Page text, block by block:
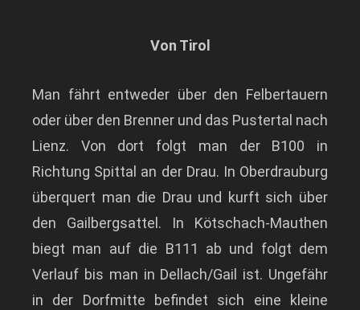
Von Tirol
Man fährt entweder über den Felbertauern
oder über den Brenner und das Pustertal nach
Lienz. Von dort folgt man der B100 in
Richtung Spittal an der Drau. In Oberdrauburg
überquert man die Drau und kurft sich über
den Gailbergsattel. In Kötschach-Mauthen
biegt man auf die B111 ab und folgt dem
Verlauf bis man in Dellach/Gail ist. Ungefähr
in der Dorfmitte befindet sich eine kleine